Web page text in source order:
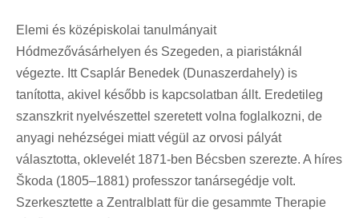
Elemi és középiskolai tanulmányait
Hódmezővásárhelyen és Szegeden, a piaristáknál
végezte. Itt Csaplár Benedek (Dunaszerdahely) is
tanította, akivel később is kapcsolatban állt. Eredetileg
szanszkrit nyelvészettel szeretett volna foglalkozni, de
anyagi nehézségei miatt végül az orvosi pályát
választotta, oklevelét 1871-ben Bécsben szerezte. A híres
Škoda (1805–1881) professzor tanársegédje volt.
Szerkesztette a Zentralblatt für die gesammte Therapie